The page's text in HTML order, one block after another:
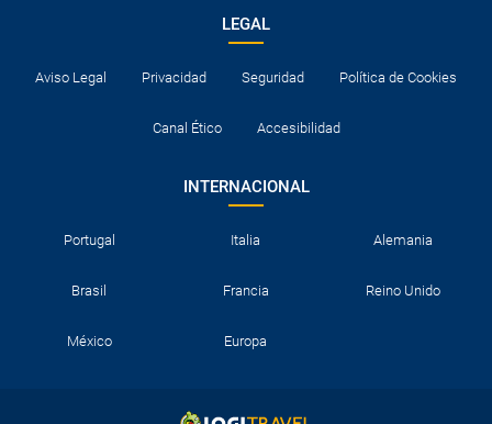
LEGAL
Aviso Legal Privacidad Seguridad Política de Cookies
Canal Ético Accesibilidad
INTERNACIONAL
Portugal Italia Alemania
Brasil Francia Reino Unido
México Europa